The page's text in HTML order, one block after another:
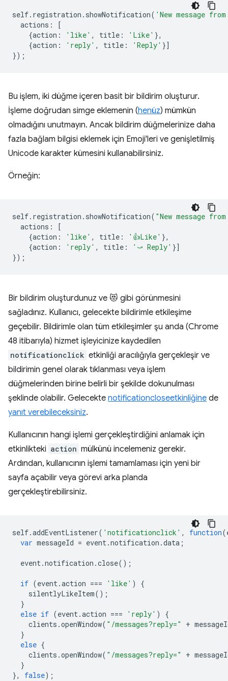
self. registration . showNotification( 'New message
actions :
[
{action : 'like' , title : 'Like' },
{action : 'reply' , title : 'Reply' }]
});
Bu işlem, iki düğme içeren basit bir bildirim oluşturur.
İşleme doğrudan simge eklemenin (henüz) mümkün
olmadığını unutmayın. Ancak bildirim düğmelerinize daha
fazla bağlam bilgisi eklemek için Emoji'leri ve genişletilmiş
Unicode karakter kümesini kullanabilirsiniz.
Örneğin:
self. registration . showNotification( "New message
actions :
[
{action : 'like' , title : '👍Like' },
{action : 'reply' , title : '⤻ Reply' }]
});
Bir bildirim oluşturdunuz ve 😻 gibi görünmesini
sağladınız. Kullanıcı, gelecekte bildirimle etkileşime
geçebilir. Bildirimle olan tüm etkileşimler şu anda (Chrome
48 itibarıyla) hizmet işleyicinize kaydedilen
notificationclick etkinliği aracılığıyla gerçekleşir ve
bildirimin genel olarak tıklanması veya işlem
düğmelerinden birine belirli bir şekilde dokunulması
şeklinde olabilir. Gelecekte notificationcloseetkinliğine de
yanıt verebileceksiniz.
Kullanıcının hangi işlemi gerçekleştirdiğini anlamak için
etkinlikteki action mülkünü incelemeniz gerekir.
Ardından, kullanıcının işlemi tamamlaması için yeni bir
sayfa açabilir veya görevi arka planda
gerçekleştirebilirsiniz.
self.addEventListener( 'notificationclick' , function(
var messageId = event.notification .data ;
event.notification .close();
if (event.action === 'like' )
{
silentlyLikeItem();
}
else if (event.action === 'reply' )
{
clients .openWindow( "/messages?reply=" +
}
else {
clients .openWindow( "/messages?reply=" +
}
},
false);